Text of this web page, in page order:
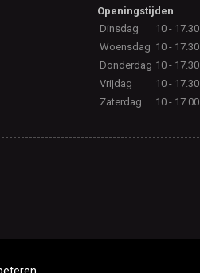
Openingstijden
Dinsdag
10 - 17.30
Woensdag 10 - 17.30
Donderdag 10 - 17.30
Vrijdag
10 - 17.30
Zaterdag
10 - 17.00